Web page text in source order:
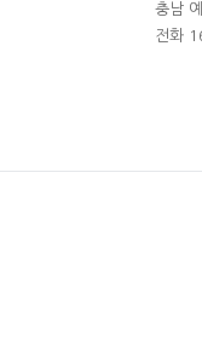
충남
전화